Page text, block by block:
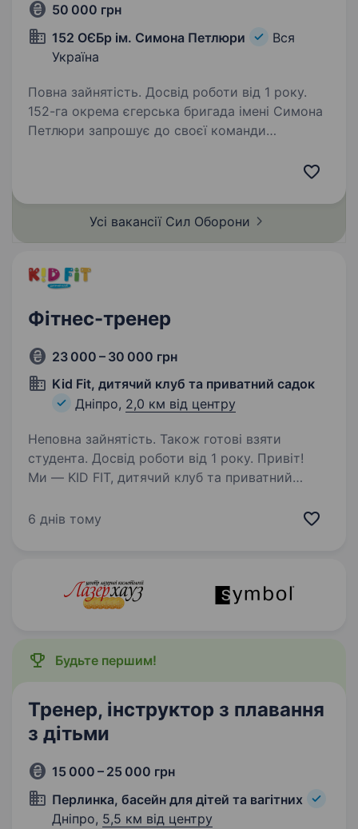
50 000 грн
152 ОЄБр ім. Симона Петлюри
Вся
Україна
Повна зайнятість. Досвід роботи від 1 року.
152-га окрема єгерська бригада імені Симона
Петлюри запрошує до своєї команди
командний дух через спорт…
Усі вакансії Сил Оборони
Фітнес-тренер
23 000 – 30 000 грн
Kid Fit, дитячий клуб та приватний садок
Дніпро, 2,0 км від центру
Неповна зайнятість. Також готові взяти
студента. Досвід роботи від 1 року. Привіт!
Ми — KID FIT, дитячий клуб та приватний
ми допомагаємо дітям розкривати свої
6 днів тому
Будьте першим!
Тренер, інструктор з плавання
з дітьми
15 000 – 25 000 грн
Перлинка, басейн для дітей та вагітних
Дніпро, 5,5 км від центру